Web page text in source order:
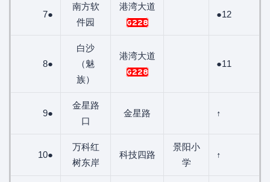
7●
南方软
件园
港湾大道
G228
●12
8●
白沙
（魅
族）
港湾大道
G228
●11
9●
金星路
口
金星路 ↑
10●
万科红
树东岸
科技四路
景阳小
学
↑